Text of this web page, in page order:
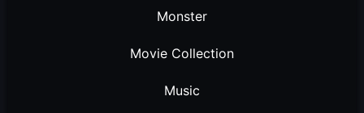
Monster
Movie Collection
Music